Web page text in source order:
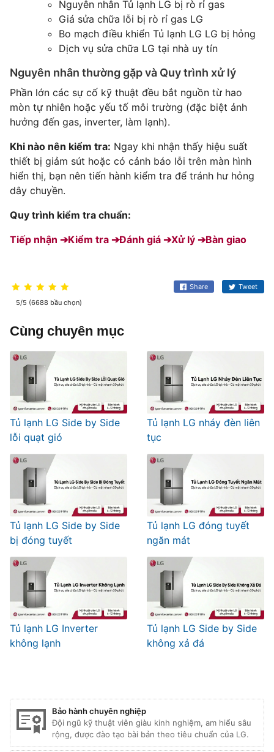
Nguyên nhân Tủ lạnh LG bị rò rỉ gas
Giá sửa chữa lỗi bị rò rỉ gas LG
Bo mạch điều khiển Tủ lạnh LG LG bị hỏng
Dịch vụ sửa chữa LG tại nhà uy tín
Nguyên nhân thường gặp và Quy trình xử lý
Phần lớn các sự cố kỹ thuật đều bắt nguồn từ hao
mòn tự nhiên hoặc yếu tố môi trường (đặc biệt ảnh
hưởng đến gas, inverter, làm lạnh).
Khi nào nên kiểm tra: Ngay khi nhận thấy hiệu suất
thiết bị giảm sút hoặc có cảnh báo lỗi trên màn hình
hiển thị, bạn nên tiến hành kiểm tra để tránh hư hỏng
dây chuyền.
Quy trình kiểm tra chuẩn:
Tiếp nhận ➔Kiểm tra ➔Đánh giá ➔Xử lý ➔Bàn giao
5/5 (6688 bầu chọn)
Share Tweet
Cùng chuyên mục
Tủ lạnh LG Side by Side
lỗi quạt gió
Tủ lạnh LG nháy đèn liên
tục
Tủ lạnh LG Side by Side
bị đóng tuyết
Tủ lạnh LG đóng tuyết
ngăn mát
Tủ lạnh LG Inverter
không lạnh
Tủ lạnh LG Side by Side
không xả đá
Bảo hành chuyên nghiệp
Đội ngũ kỹ thuật viên giàu kinh nghiệm, am hiểu sâu
rộng, được đào tạo bài bản theo tiêu chuẩn của LG.